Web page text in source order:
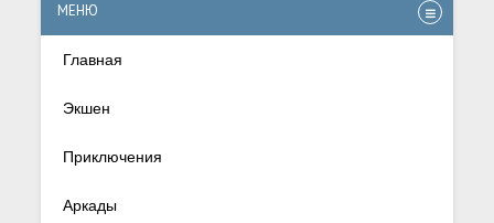
МЕНЮ
Главная
Экшен
Приключения
Аркады